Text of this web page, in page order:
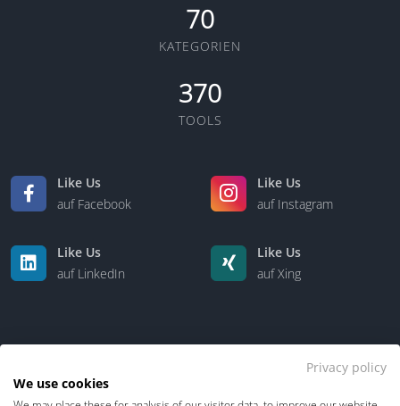
70
KATEGORIEN
370
TOOLS
Like Us
auf Facebook
Like Us
auf Instagram
Like Us
auf LinkedIn
Like Us
auf Xing
Privacy policy
We use cookies